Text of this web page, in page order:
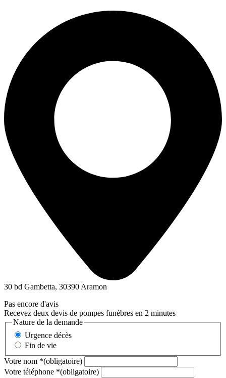
30 bd Gambetta, 30390 Aramon
Pas encore d'avis
Recevez deux devis de pompes funèbres en 2 minutes
Nature de la demande
Urgence décès
Fin de vie
Votre nom *(obligatoire)
Votre téléphone *(obligatoire)